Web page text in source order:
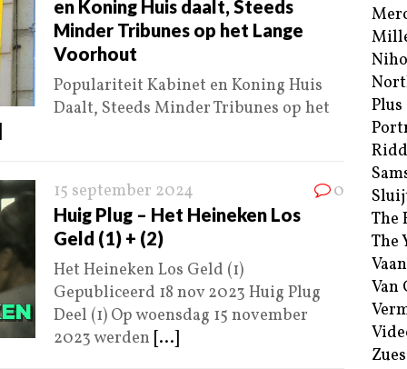
en Koning Huis daalt, Steeds
Minder Tribunes op het Lange
Voorhout
Populariteit Kabinet en Koning Huis
Daalt, Steeds Minder Tribunes op het
15 september 2024 0
Huig Plug – Het Heineken Los
Geld (1) + (2)
Het Heineken Los Geld (1)
Gepubliceerd 18 nov 2023 Huig Plug
Deel (1) Op woensdag 15 november
2023 werden [...]
Plus
The
The
Van